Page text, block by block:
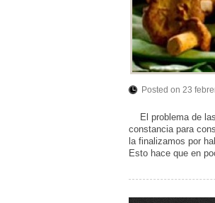
Posted on 23
El problema de
constancia para
la finalizamos por
Esto hace que en